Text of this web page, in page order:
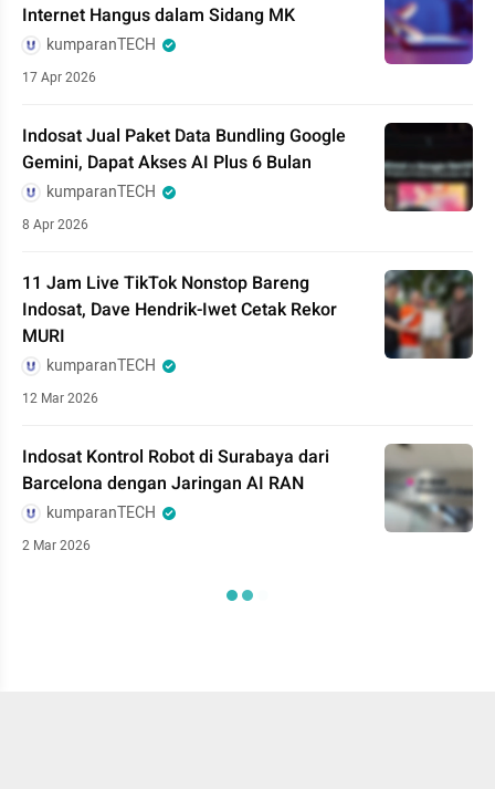
Internet Hangus dalam Sidang MK
kumparanTECH
17 Apr 2026
Indosat Jual Paket Data Bundling Google
Gemini, Dapat Akses AI Plus 6 Bulan
kumparanTECH
8 Apr 2026
11 Jam Live TikTok Nonstop Bareng
Indosat, Dave Hendrik-Iwet Cetak Rekor
MURI
kumparanTECH
12 Mar 2026
Indosat Kontrol Robot di Surabaya dari
Barcelona dengan Jaringan AI RAN
kumparanTECH
2 Mar 2026